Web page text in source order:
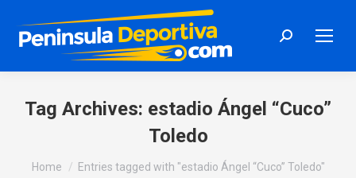
Search:
Tag Archives: estadio Ángel “Cuco”
Toledo
You are here:
Home Entries tagged with "estadio Ángel “Cuco” Toledo"